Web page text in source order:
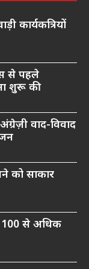
कार्यकत्रियों
से पहले
शुरू की
वाद-विवाद
को साकार
100 से अधिक